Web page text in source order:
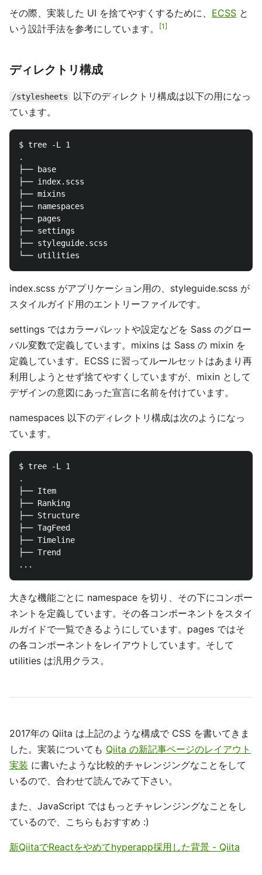
その際、実装した UI を捨てやすくするために、 ECSS と
いう設計手法を参考にしています。
1
ディレクトリ構成
/stylesheets
以下のディレクトリ構成は以下の用になっ
ています。
$ tree -L 1
.
├── base
├── index.scss
├── mixins
├── namespaces
├── pages
├── settings
├── styleguide.scss
index.scss がアプリケーション用の、styleguide.scss が
スタイルガイド用のエントリーファイルです。
settings ではカラーパレットや設定などを Sass のグロー
バル変数で定義しています。mixins は Sass の mixin を
定義しています。ECSS に習ってルールセットはあまり再
利用しようとせず捨てやすくしていますが、mixin として
デザインの意図にあった宣言に名前を付けています。
namespaces 以下のディレクトリ構成は次のようになっ
ています。
$ tree -L 1
.
├── Item
├── Ranking
├── Structure
├── TagFeed
├── Timeline
├── Trend
大きな機能ごとに namespace を切り、その下にコンポー
ネントを定義しています。その各コンポーネントをスタイ
ルガイドで一覧できるようにしています。pages ではそ
の各コンポーネントをレイアウトしています。そして
utilities は汎用クラス。
2017年の Qiita は上記のような構成で CSS を書いてきま
した。実装についても Qiita の新記事ページのレイアウト
実装 に書いたような比較的チャレンジングなことをして
いるので、合わせて読んでみて下さい。
また、JavaScript ではもっとチャレンジングなことをし
ているので、こちらもおすすめ :)
新QiitaでReactをやめてhyperapp採用した背景 - Qiita